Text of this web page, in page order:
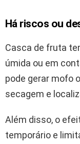
Há riscos ou
Casca de fruta
úmida ou em
pode gerar mofo
secagem e
Além disso, o
temporário e